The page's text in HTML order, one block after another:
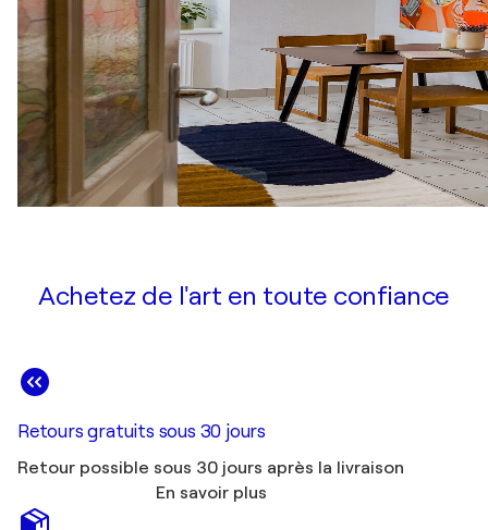
Achetez de l'art en toute confiance
Retours gratuits sous 30 jours
Retour possible sous 30 jours après la livraison
En savoir plus